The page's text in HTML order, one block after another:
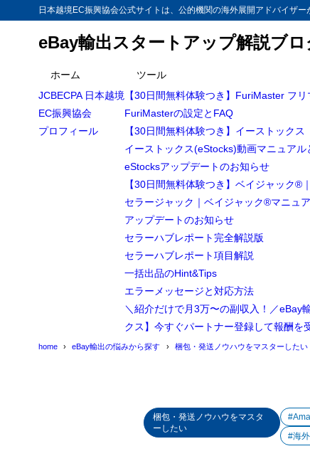
日本越境EC振興協会公式サイトは、公的機関の海外展開アドバイザ
eBay輸出スタートアップ解説ブ
ホーム
JCBECPA 日本越境
EC振興協会
プロフィール
ツール
【30日間無料体験つき】FuriMaster フリ
FuriMasterの設定とFAQ
【30日間無料体験つき】イーストックス
イーストックス(eStocks)動画マニュアル
eStocksアップデートのお知らせ
【30日間無料体験つき】ベイジャック®
セラージャック｜ベイジャック®マニュ
アップデートのお知らせ
セラーハブレポート完全解説版
セラーハブレポート項目解説
一括出品のHint&Tips
エラーメッセージと対応方法
＼紹介だけで月3万〜の副収入！／eBay
クス】今すぐパートナー登録して報酬を
home eBay輸出の悩みから探す 梱包・発送ノウハウをマスターしたい
梱包・発送ノウハウをマスタ
ーしたい
#海
目次
1 eBay輸出で
時間を